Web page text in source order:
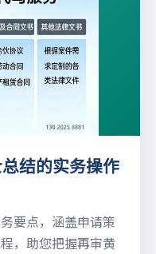
结的实务操作
要点，涵盖申请策
，助您把握再审黄